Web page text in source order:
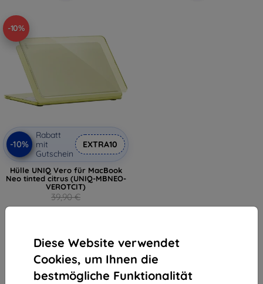
Diese Website verwendet
Cookies, um Ihnen die
bestmögliche Funktionalität
-10%
-10%
Rabatt
mit
Gutschein
EXTRA10
Hülle UNIQ Vero für MacBook
Neo tinted citrus (UNIQ-MBNEO-
VEROTCIT)
39,90 €
35,91 €